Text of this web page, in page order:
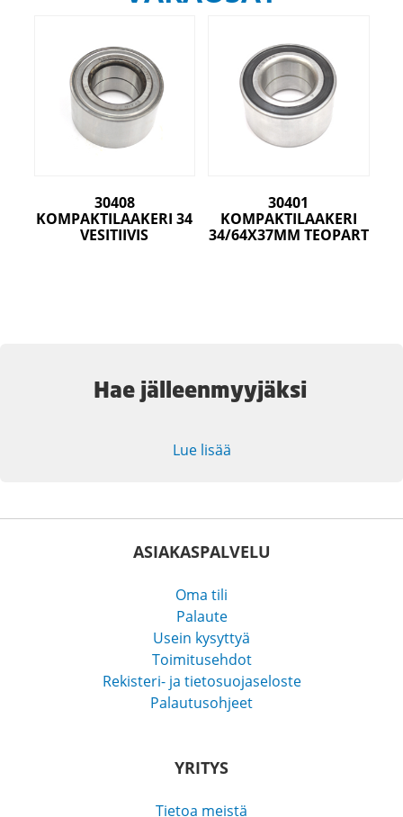
30408
KOMPAKTILAAKERI 34
VESITIIVIS
30401
KOMPAKTILAAKERI
34/64X37MM TEOPART
Hae jälleenmyyjäksi
Lue lisää
ASIAKASPALVELU
Oma tili
Palaute
Usein kysyttyä
Toimitusehdot
Rekisteri- ja tietosuojaseloste
Palautusohjeet
YRITYS
Tietoa meistä